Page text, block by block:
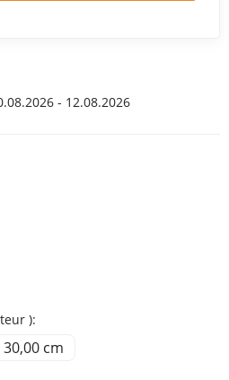
- 12.08.2026
):
30,00 cm